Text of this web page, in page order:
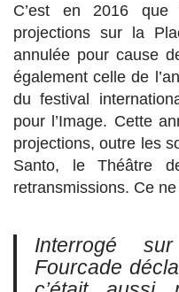
C’est en 2016 que
projections sur la
annulée pour cause
également celle de
du festival
pour l’Image. Cette
projections, outre les
Santo, le Théâtre
retransmissions. Ce
Interrogé
Fourcade